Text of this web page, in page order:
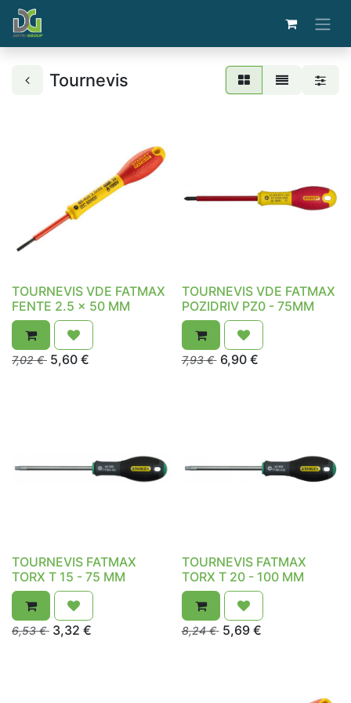
Tournevis
TOURNEVIS VDE FATMAX
FENTE 2.5 x 50 MM
7,02€ 5,60 €
TOURNEVIS VDE FATMAX
POZIDRIV PZ0 - 75MM
7,93€ 6,90€
TOURNEVIS FATMAX
TORX T 15 - 75 MM
6,53€ 3,32 €
TOURNEVIS FATMAX
TORX T 20 - 100 MM
8,24€ 5,69€